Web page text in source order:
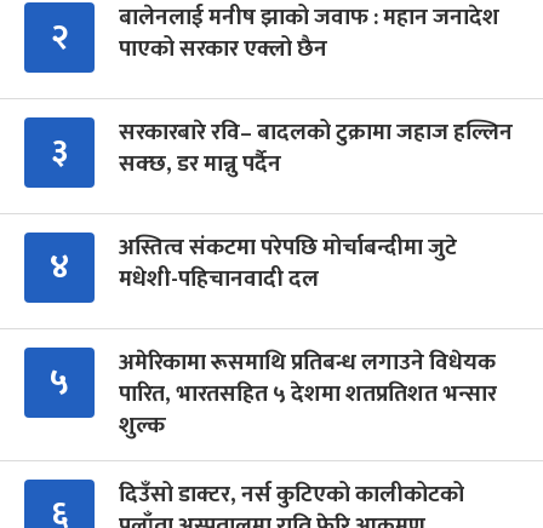
२
बालेनलाई मनीष झाको जवाफ : महान जनादेश
पाएको सरकार एक्लो छैन
३
सरकारबारे रवि– बादलको टुक्रामा जहाज हल्लिन
सक्छ, डर मान्नु पर्दैन
४
अस्तित्व संकटमा परेपछि मोर्चाबन्दीमा जुटे
मधेशी-पहिचानवादी दल
५
अमेरिकामा रूसमाथि प्रतिबन्ध लगाउने विधेयक
पारित, भारतसहित ५ देशमा शतप्रतिशत भन्सार
शुल्क
६
दिउँसो डाक्टर, नर्स कुटिएको कालीकोटको